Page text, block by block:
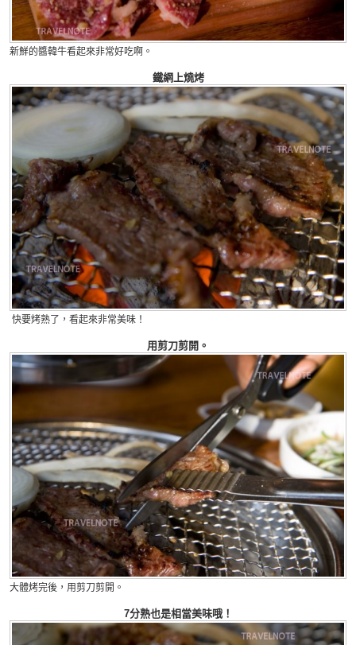
新鮮的醬韓牛看起來非常好吃啊。
鐵網上燒烤
快要烤熟了，看起來非常美味！
用剪刀剪開。
大體烤完後，用剪刀剪開。
7分熟也是相當美味哦！